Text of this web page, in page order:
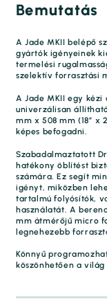
Bemutatás
A Jade MKII belépő
gyártók igényeinek
termelési
szelektív forrasztási
A Jade MKII egy
univerzálisan
mm x 508 mm (18” x
képes befogadni.
Szabadalmaztatott
hatékony öblítést
számára. Ez segít
igényt, miközben
tartalmú folyósítók,
használatát. A
mm átmérőjű micro
legnehezebb
Könnyű
köszönhetően a